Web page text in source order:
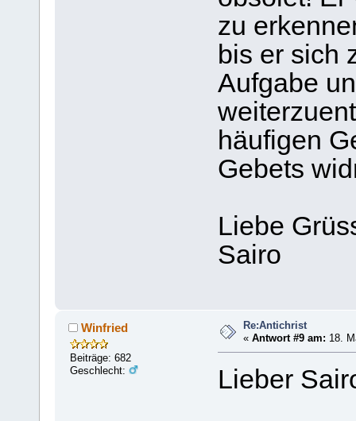
zu
bis er sich
Aufgabe
häufigen
Gebets
Liebe
Sairo
Winfried
Beiträge: 682
Geschlecht:
Re:Antichrist
«Antwort #9 am: 18.
Lieber